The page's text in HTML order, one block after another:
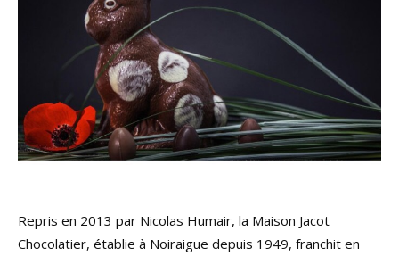
Repris en 2013 par Nicolas Humair, la Maison Jacot
Chocolatier, établie à Noiraigue depuis 1949, franchit en